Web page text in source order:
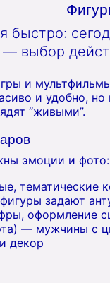
быстро:
выбор
и
и удобно, но
“живыми”.
эмоции и фото:
тематические
задают
оформление
— мужчины с
декор